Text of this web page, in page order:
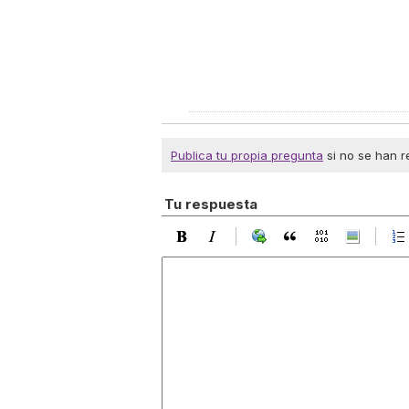
Publica tu propia pregunta si no se han
Tu respuesta